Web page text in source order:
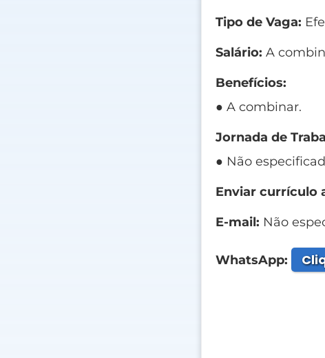
Tipo de Vaga:
Salário: A
Benefícios:
● A combinar.
Jornada de
● Não
Enviar currículo
E-mail: Não
WhatsApp: